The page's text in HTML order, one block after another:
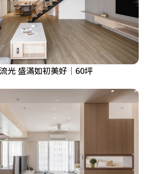
光 盛滿如初美好│60坪